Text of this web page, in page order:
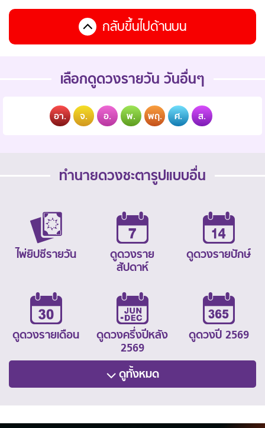
กลับขึ้นไปด้านบน
เลือกดูดวงรายวัน วันอื่นๆ
อา. จ. อ. พ. พฤ. ศ. ส.
ทำนายดวงชะตารูปแบบอื่น
ไพ่ยิปซีรายวัน
ดูดวงราย
สัปดาห์
ดูดวงรายปักษ์
ดูดวงรายเดือน
ดูดวงครึ่งปีหลัง
2569
ดูดวงปี 2569
ดูทั้งหมด